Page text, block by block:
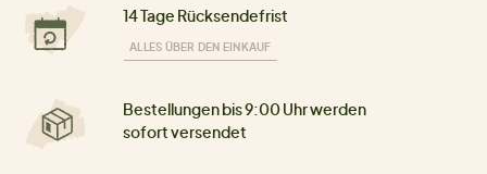
14 Tage Rücksendefrist
ALLES ÜBER DEN EINKAUF
Bestellungen bis 9:00 Uhr werden
sofort versendet